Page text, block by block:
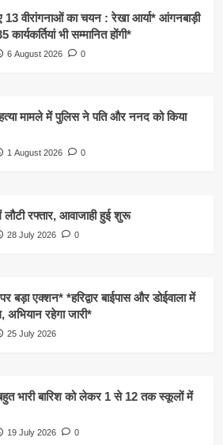
13 वीरांगनाओं का चयन : रेखा आर्या* आंगनबाड़ी
भी सम्मानित होंगी*
6 August 2026 0
मामले में पुलिस ने पति और ननद को किया
1 August 2026 0
रफ्तार, आवाजाही हुई शुरू
28 July 2026 0
बड़ा एक्शन* *हरिद्वार बाईपास और डोईवाला में
अभियान रहेगा जारी*
25 July 2026
भारी बारिश को लेकर 1 से 12 तक स्कूलों में
19 July 2026 0